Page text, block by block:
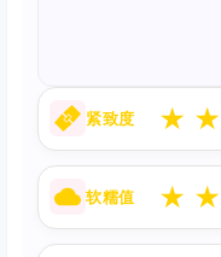
紧致度 ★ ★
软糯值 ★ ★